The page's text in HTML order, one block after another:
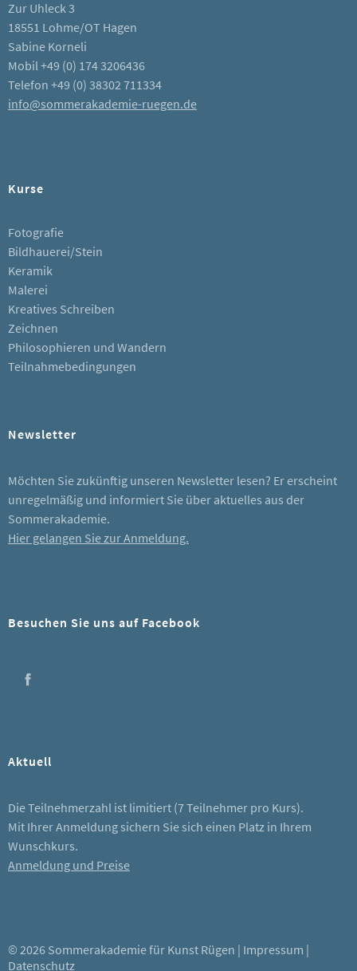
Zur Uhleck 3
18551 Lohme/OT Hagen
Sabine Korneli
Mobil +49 (0) 174 3206436
Telefon +49 (0) 38302 711334
info@sommerakademie-ruegen.de
Kurse
Fotografie
Bildhauerei/Stein
Keramik
Malerei
Kreatives Schreiben
Zeichnen
Philosophieren und Wandern
Teilnahmebedingungen
Newsletter
Möchten Sie zukünftig unseren Newsletter lesen? Er erscheint
unregelmäßig und informiert Sie über aktuelles aus der
Sommerakademie.
Hier gelangen Sie zur Anmeldung.
Besuchen Sie uns auf Facebook
Aktuell
Die Teilnehmerzahl ist limitiert (7 Teilnehmer pro Kurs).
Mit Ihrer Anmeldung sichern Sie sich einen Platz in Ihrem
Wunschkurs.
Anmeldung und Preise
© 2026 Sommerakademie für Kunst Rügen | Impressum |
Datenschutz